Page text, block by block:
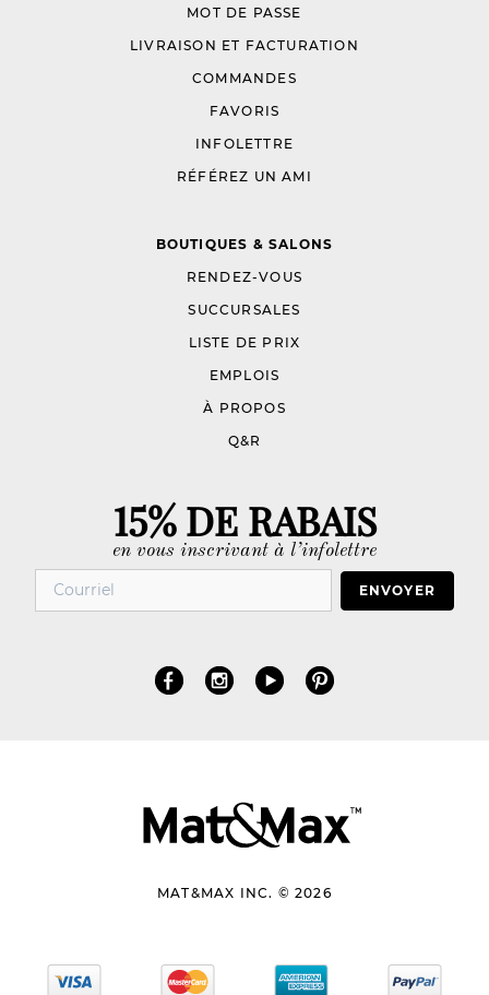
MOT DE PASSE
LIVRAISON ET FACTURATION
COMMANDES
FAVORIS
INFOLETTRE
RÉFÉREZ UN AMI
BOUTIQUES & SALONS
RENDEZ-VOUS
SUCCURSALES
LISTE DE PRIX
EMPLOIS
À PROPOS
Q&R
15% DE RABAIS
en vous inscrivant à l’infolettre
ENVOYER
MAT&MAX INC. © 2026